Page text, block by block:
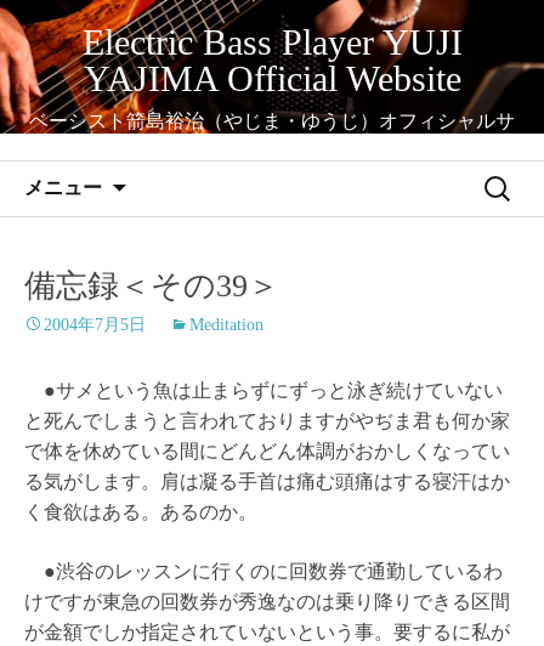
コ
ン
テ
ン
ツ
へ
Electric Bass Player YUJI
YAJIMA Official Website
ベーシスト箭島裕治（やじま・ゆうじ）オフィシャルサ
メニュー
検
備忘録＜その39＞
2004年7月5日 Meditation
●サメという魚は止まらずにずっと泳ぎ続けていない
と死んでしまうと言われておりますがやぢま君も何か家
で体を休めている間にどんどん体調がおかしくなってい
る気がします。肩は凝る手首は痛む頭痛はする寝汗はか
く食欲はある。あるのか。
●渋谷のレッスンに行くのに回数券で通勤しているわ
けですが東急の回数券が秀逸なのは乗り降りできる区間
が金額でしか指定されていないという事。要するに私が